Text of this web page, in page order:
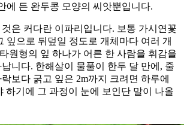
에 든 완두콩 모양의 씨앗뿐입니다.
은 커다란 이파리입니다. 보통 가시연꽃
잎으로 뒤덮일 정도로 개체마다 여러 개
원형의 잎 하나가 어른 한 사람을 휘감을
니다. 한해살이 물풀이 한두 달 만에, 줄
보다 굵고 잎은 2m까지 크려면 하루에
하기에 그 과정이 눈에 보인단 말이 나올